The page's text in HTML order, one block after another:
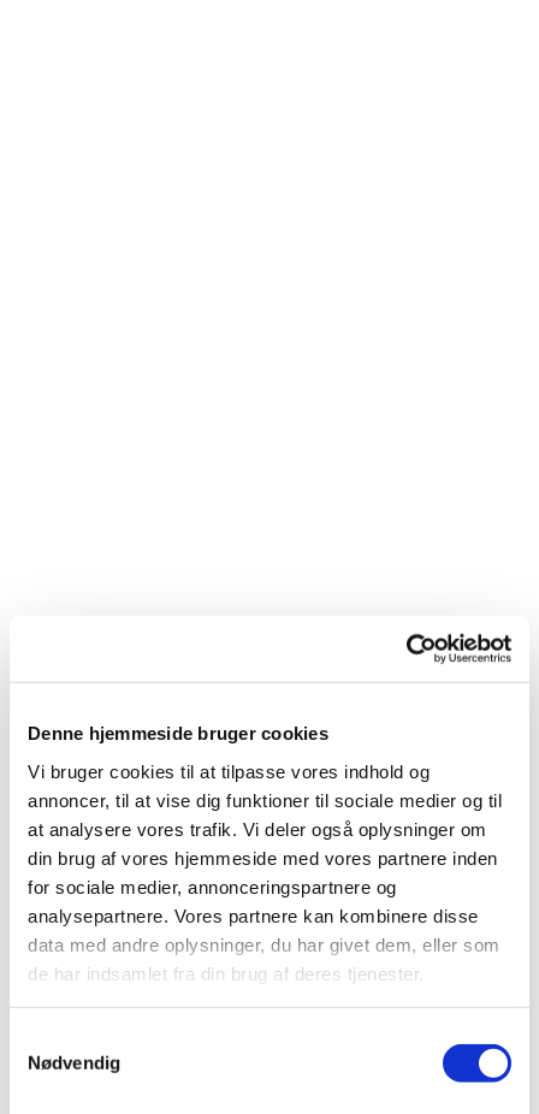
Denne hjemmeside bruger cookies
Vi bruger cookies til at tilpasse vores indhold og
annoncer, til at vise dig funktioner til sociale medier og til
at analysere vores trafik. Vi deler også oplysninger om
din brug af vores hjemmeside med vores partnere inden
for sociale medier, annonceringspartnere og
analysepartnere. Vores partnere kan kombinere disse
data med andre oplysninger, du har givet dem, eller som
de har indsamlet fra din brug af deres tjenester.
Nødvendig